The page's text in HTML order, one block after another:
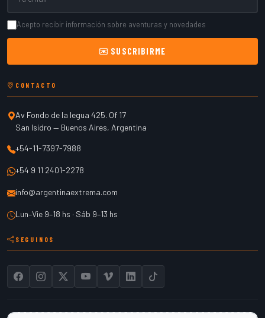
Acepto recibir información sobre aventuras y novedades
SUSCRIBIRME
CONTACTO
Av Fondo de la legua 425. Of 17
San Isidro — Buenos Aires, Argentina
+54-11-7397-7988
+54 9 11 2401-2278
info@argentinaextrema.com
Lun–Vie 9–18 hs · Sáb 9–13 hs
SEGUINOS